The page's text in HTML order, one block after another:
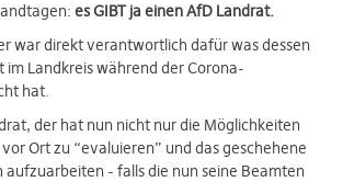
es GIBT ja einen AfD Landrat.
war direkt verantwortlich dafür was dessen
im Landkreis während der Corona-
hat.
der hat nun nicht nur die Möglichkeiten
Ort zu “evaluieren” und das geschehene
aufzuarbeiten - falls die nun seine Beamten